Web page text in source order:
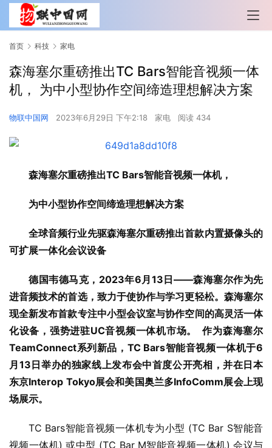
首页 科技 家电
森海塞尔重磅推出TC Bars智能音视频一体
机， 为中小型协作空间缔造理想解决方案
物联中国网 2023年6月29日 下午2:18 家电 阅读 434
森海塞尔重磅推出TC Bars智能音视频一体机，
为中小型协作空间缔造理想解决方案
全球音频行业先驱森海塞尔重磅推出首款内置摄像头的
可扩展一体化会议设备
德国韦德马克，2023年6月13日——森海塞尔作为先
进音频技术的首选，致力于使协作与学习更轻松。森海塞尔
现全新发布首款专注中小型会议室与协作空间的高灵活一体
化设备，强势进驻UC音视频一体机市场。  作为森海塞尔
TeamConnect系列新品，TC Bars智能音视频一体机于6
月13日举办的独家线上发布会中首度公开亮相，并在日本
东京Interop Tokyo展会和美国奥兰多InfoComm展会上现
场展示。
TC Bars智能音视频一体机专为小型 (TC Bar S智能音
视频一体机) 或中型 (TC Bar M智能音视频一体机) 会议与